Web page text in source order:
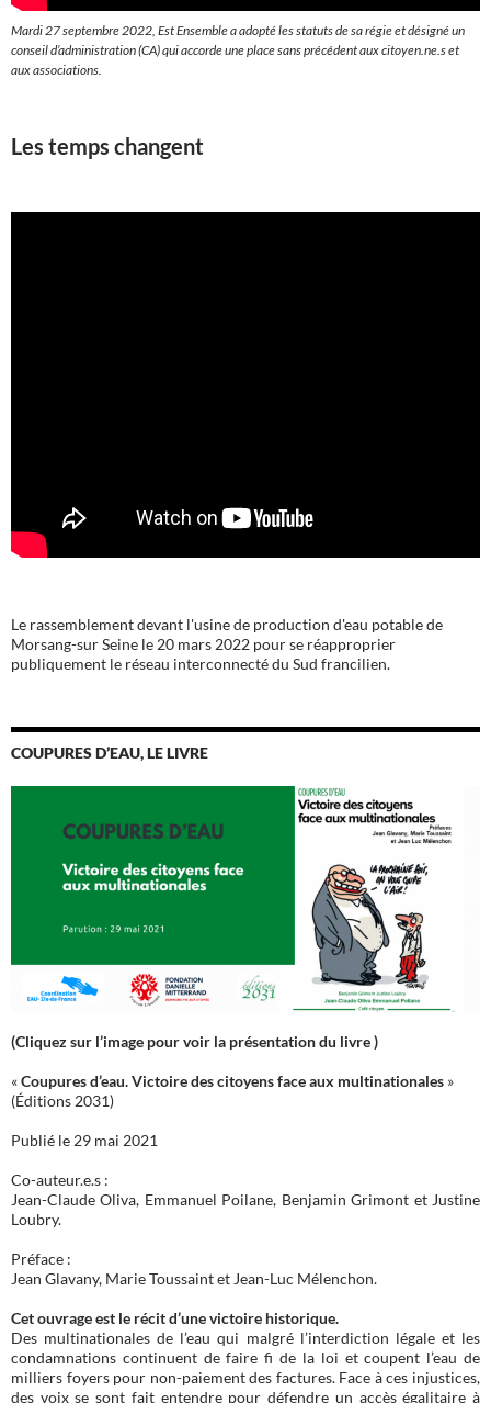
Mardi 27 septembre 2022, Est Ensemble a adopté les statuts de sa régie et désigné un
conseil d’administration (CA) qui accorde une place sans précédent aux citoyen.ne.s et
aux associations.
Les temps changent
Le rassemblement devant l'usine de production d'eau potable de
Morsang-sur Seine le 20 mars 2022 pour se réapproprier
publiquement le réseau interconnecté du Sud francilien.
COUPURES D’EAU, LE LIVRE
(Cliquez sur l’image pour voir la présentation du livre )
«Coupures d’eau. Victoire des citoyens face aux multinationales »
(Éditions 2031)
Publié le 29 mai 2021
Co-auteur.e.s :
Jean-Claude Oliva, Emmanuel Poilane, Benjamin Grimont et Justine
Loubry.
Préface :
Jean Glavany, Marie Toussaint et Jean-Luc Mélenchon.
Cet ouvrage est le récit d’une victoire historique.
Des multinationales de l’eau qui malgré l’interdiction légale et les
condamnations continuent de faire fi de la loi et coupent l’eau de
milliers foyers pour non-paiement des factures. Face à ces injustices,
des voix se sont fait entendre pour défendre un accès égalitaire à